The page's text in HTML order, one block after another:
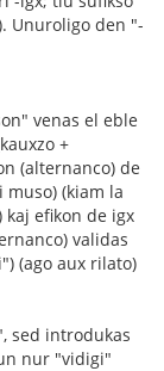
Unuroligo den "-
venas el eble
+
(alternanco) de
(kiam la
kaj efikon de igx
validas
(ago aux rilato)
sed introdukas
nur "vidigi"